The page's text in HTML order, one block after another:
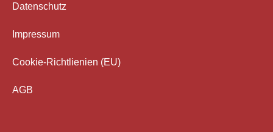
Datenschutz
Impressum
Cookie-Richtlienien (EU)
AGB